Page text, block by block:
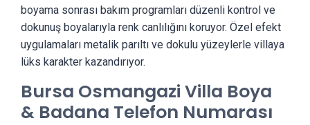
boyama sonrası bakım programları düzenli kontrol ve
dokunuş boyalarıyla renk canlılığını koruyor. Özel efekt
uygulamaları metalik parıltı ve dokulu yüzeylerle villaya
lüks karakter kazandırıyor.
Bursa Osmangazi Villa Boya
& Badana Telefon Numarası